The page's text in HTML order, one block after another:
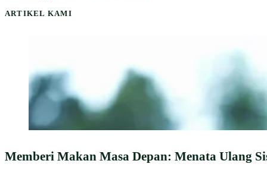
ARTIKEL KAMI
Memberi Makan Masa Depan: Menata Ulang